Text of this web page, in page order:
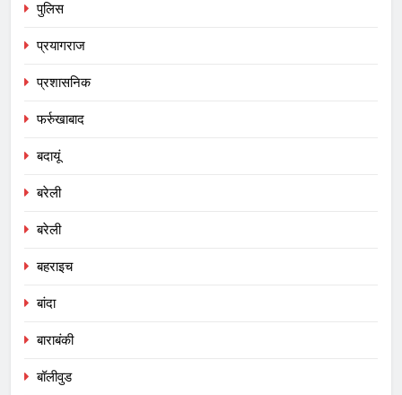
पुलिस
प्रयागराज
प्रशासनिक
फर्रुखाबाद
बदायूं
बरेली
बरेली
बहराइच
बांदा
बाराबंकी
बॉलीवुड